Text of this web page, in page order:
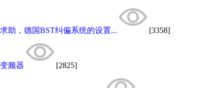
求助，德国BST纠偏系统的设置... [3358]
变频器 [2825]